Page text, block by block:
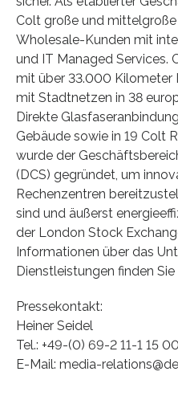
Colt große und
Wholesale-Kunden mit
und IT Managed Services.
mit über 33.000 Kilometer
mit Stadtnetzen in 38
Direkte
Gebäude sowie in 19 Colt
wurde der
(DCS) gegründet, um
Rechenzentren
sind und äußerst
der London Stock
Informationen über das
Dienstleistungen finden
Pressekontakt:
Heiner Seidel
Tel.: +49-(0) 69-2 11-1 15
E-Mail: media-